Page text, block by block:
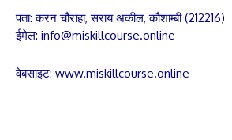
पता: करन चौराहा, सराय अकील, कौशाम्बी (212216)
ईमेल: info@miskillcourse.online
वेबसाइट: www.miskillcourse.online